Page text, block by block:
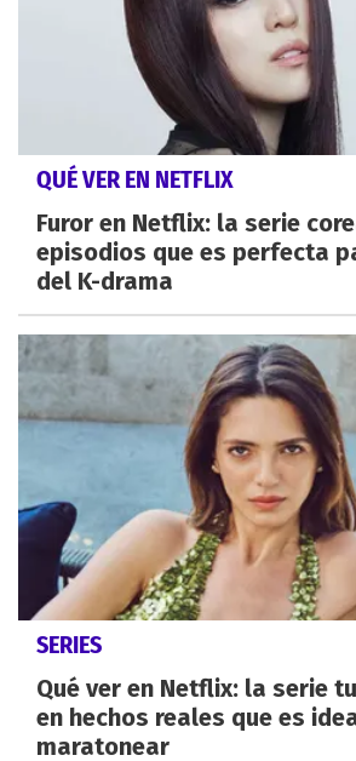
QUÉ VER EN NETFLIX
Furor en Netflix: la serie
episodios que es perfecta
del K-drama
SERIES
Qué ver en Netflix: la serie
en hechos reales que es
maratonear